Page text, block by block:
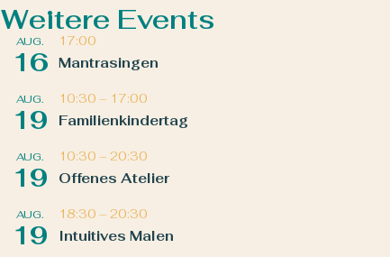
Weitere Events
AUG.
16
17:00
Mantrasingen
AUG.
19
10:30 – 17:00
Familienkindertag
AUG.
19
10:30 – 20:30
Offenes Atelier
AUG.
19
18:30 – 20:30
Intuitives Malen